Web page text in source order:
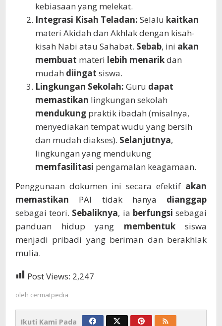
kebiasaan yang melekat.
Integrasi Kisah Teladan: Selalu kaitkan
materi Akidah dan Akhlak dengan kisah-
kisah Nabi atau Sahabat. Sebab, ini akan
membuat materi lebih menarikdan
mudah diingat siswa.
Lingkungan Sekolah: Guru dapat
memastikan lingkungan sekolah
mendukung praktik ibadah (misalnya,
menyediakan tempat wudu yang bersih
dan mudah diakses). Selanjutnya,
lingkungan yang mendukung
memfasilitasi pengamalan keagamaan.
Penggunaan dokumen ini secara efektif akan
memastikan PAI tidak hanya dianggap
sebagai teori. Sebaliknya, ia berfungsi sebagai
panduan hidup yang membentuksiswa
menjadi pribadi yang beriman dan berakhlak
mulia.
Post Views: 2,247
oleh cermatpedia
Ikuti Kami Pada